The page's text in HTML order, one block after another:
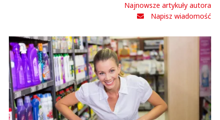
Najnowsze artykuły autora
Napisz wiadomość